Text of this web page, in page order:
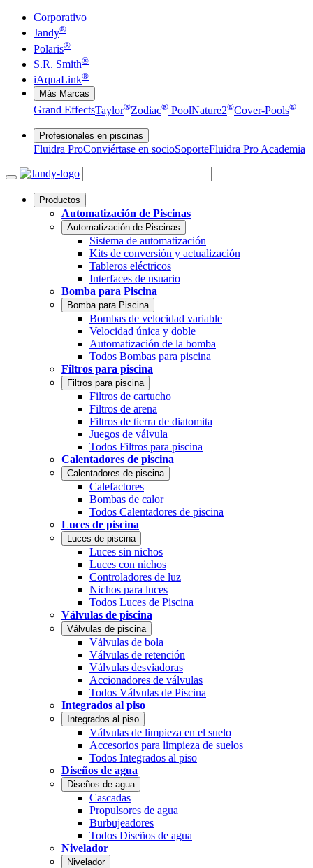
Corporativo
Jandy®
Polaris®
S.R. Smith®
iAquaLink®
Más Marcas
Grand EffectsTaylor®Zodiac® PoolNature2®Cover-Pools®
Profesionales en piscinas
Fluidra ProConviértase en socioSoporteFluidra Pro Academia
Productos
Automatización de Piscinas
Automatización de Piscinas
Sistema de automatización
Kits de conversión y actualización
Tableros eléctricos
Interfaces de usuario
Bomba para Piscina
Bomba para Piscina
Bombas de velocidad variable
Velocidad única y doble
Automatización de la bomba
Todos Bombas para piscina
Filtros para piscina
Filtros para piscina
Filtros de cartucho
Filtros de arena
Filtros de tierra de diatomita
Juegos de válvula
Todos Filtros para piscina
Calentadores de piscina
Calentadores de piscina
Calefactores
Bombas de calor
Todos Calentadores de piscina
Luces de piscina
Luces de piscina
Luces sin nichos
Luces con nichos
Controladores de luz
Nichos para luces
Todos Luces de Piscina
Válvulas de piscina
Válvulas de piscina
Válvulas de bola
Válvulas de retención
Válvulas desviadoras
Accionadores de válvulas
Todos Válvulas de Piscina
Integrados al piso
Integrados al piso
Válvulas de limpieza en el suelo
Accesorios para limpieza de suelos
Todos Integrados al piso
Diseños de agua
Diseños de agua
Cascadas
Propulsores de agua
Burbujeadores
Todos Diseños de agua
Nivelador
Nivelador